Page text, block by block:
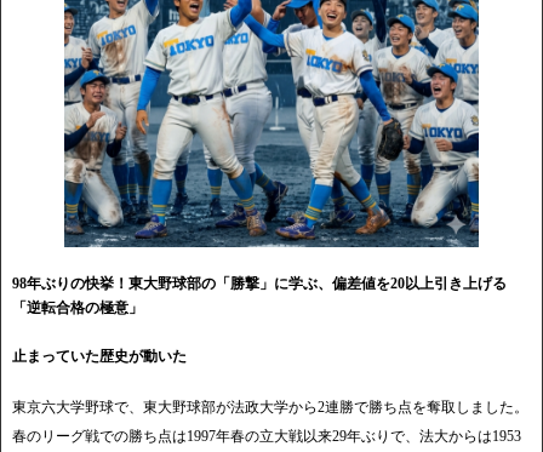
98年ぶりの快挙！東大野球部の「勝撃」に学ぶ、偏差値を20以上引き上げる
「逆転合格の極意」
止まっていた歴史が動いた
東京六大学野球で、東大野球部が法政大学から2連勝で勝ち点を奪取しました。
春のリーグ戦での勝ち点は1997年春の立大戦以来29年ぶりで、法大からは1953